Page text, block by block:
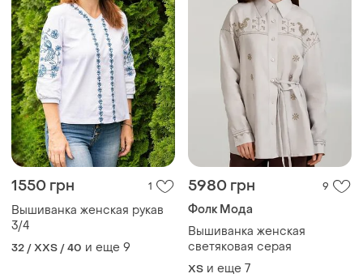
1550 грн 1
Вышиванка женская рукав
3/4
32 / XXS / 40 и еще 9
5980 грн 9
Фолк Мода
Вышиванка женская
светяковая серая
ХS и еще 7